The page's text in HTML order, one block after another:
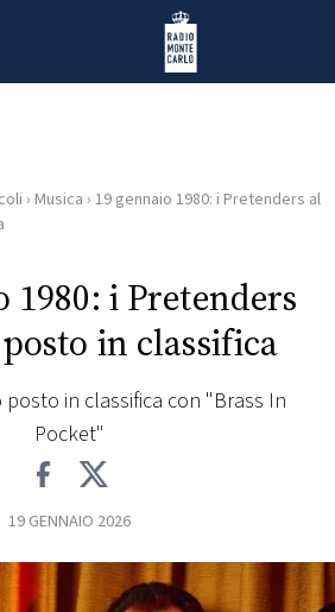
Radio Monte Carlo
› Musica › 19 gennaio 1980: i Pretenders al
1980: i Pretenders
in classifica
in classifica con "Brass In
Pocket"
19 GENNAIO 2026